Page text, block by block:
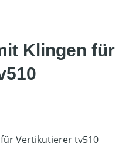
Klingen für